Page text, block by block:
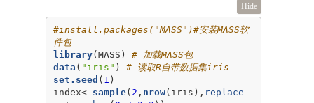
Hide
#install.packages("MASS")#安装MASS软
件包
library(MASS) # 加载MASS包
data ( "iris" ) # 读取R自带数据集iris
set.seed ( 1 )
index<- sample( 2 , nrow(iris), replace